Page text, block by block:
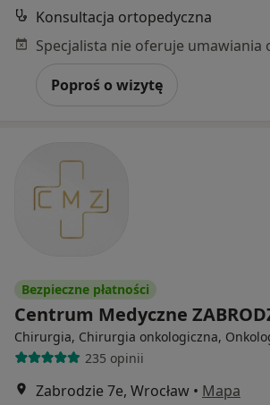
Konsultacja ortopedyczna
Poproś o wizytę
Bezpieczne płatności
Centrum Medyczne
Chirurgia, Chirurgia onkologiczna,
235 opinii
Zabrodzie 7e, Wrocław • Mapa